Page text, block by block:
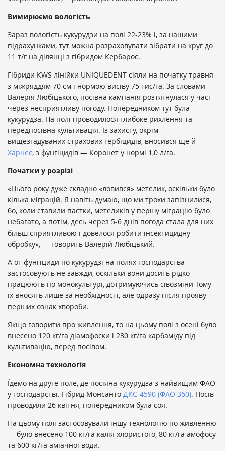
Вимирюємо вологість
Зараз вологість кукурудзи на полі 22-23% і, за нашими
підрахунками, тут можна розраховувати зібрати на круг до
11 т/г на ділянці з гібридом Кербарос.
Гібриди KWS лінійки UNIQUEDENT сіяли на початку травня
з міжряддям 70 см і нормою висіву 75 тис/га. За словами
Валерія Любіцького, посівна кампанія розтягнулася у часі
через несприятливу погоду. Попередником тут була
кукурудза. На полі проводилося глибоке рихлення та
передпосівна культивація. Із захисту, окрім
вищезгадуваних страхових гербіцидів, вносився ще й
Харнес, з фунгіцидів — Коронет у нормі 1,0 л/га.
Початки у розрізі
«Цього року дуже складно «ловився» метелик, оскільки було
кілька міграцій. Я навіть думаю, що ми трохи запізнилися,
бо, коли ставили пастки, метеликів у першу міграцію було
небагато, а потім, десь через 5-6 днів погода стала для них
більш сприятливою і довелося робити інсектицидну
обробку», — говорить Валерій Любіцький.
А от фунгіциди по кукурудзі на полях господарства
застосовують не завжди, оскільки вони досить рідко
працюють по монокультурі, дотримуючись сівозміни Тому
їх вносять лише за необхідності, але одразу після прояву
перших ознак хвороби.
Якщо говорити про живлення, то на цьому полі з осені було
внесено 120 кг/га діамофоски і 230 кг/га карбаміду під
культивацію, перед посівом.
Економна технологія
Їдемо на друге поле, де посіяна кукурудза з найвищим ФАО
у господарстві. Гібрид Монсанто ДКС-4590 (ФАО 360). Посів
проводили 26 квітня, попередником була соя.
На цьому полі застосовували іншу технологію по живленню
— було внесено 100 кг/га калія хлористого, 80 кг/га амофосу
та 600 кг/га аміачної води.